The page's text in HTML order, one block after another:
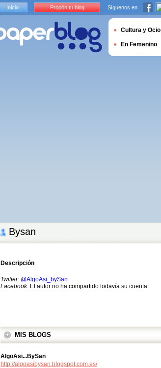
Bysan
Descripción
Twitter: @AlgoAsi_bySan
Facebook: El autor no ha compartido todavía su cuenta
MIS BLOGS
AlgoAsi...BySan
http://algoasibysan.blogspot.com.es/
Inicio Propón tu blog Síguenos en
Cultura y Ocio
En Femenino